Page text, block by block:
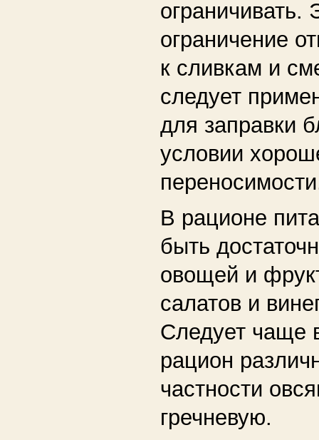
ограничивать.
ограничение
к сливкам и
следует
для заправки
условии
В рационе
быть
овощей и
салатов и
Следует чаще
рацион
частности
гречневую.